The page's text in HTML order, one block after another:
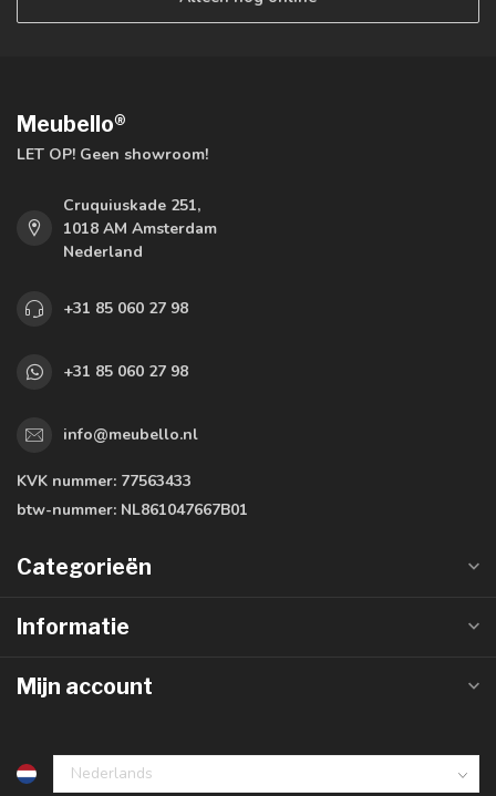
Meubello®
LET OP! Geen showroom!
Cruquiuskade 251,
1018 AM Amsterdam
Nederland
+31 85 060 27 98
+31 85 060 27 98
info@meubello.nl
KVK nummer: 77563433
btw-nummer: NL861047667B01
Categorieën
Informatie
Mijn account